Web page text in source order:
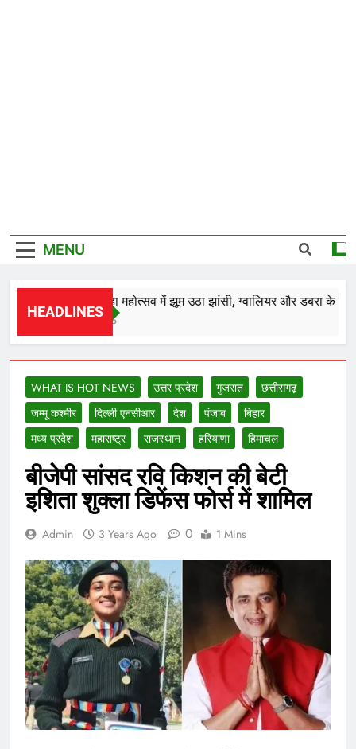
MENU
HEADLINES
*28वें चालीहा महोत्सव में झूम उठा झांसी, ग्वालियर और डबरा के
23 Hours Ago
WHAT IS HOT NEWS उत्तर प्रदेश गुजरात
छत्तीसगढ़
जम्मू कश्मीर
दिल्ली एनसीआर देश पंजाब
बिहार
मध्य प्रदेश
महाराष्ट्र राजस्थान हरियाणा हिमाचल
बीजेपी सांसद रवि किशन की बेटी
इशिता शुक्ला डिफेंस फोर्स में शामिल
Admin 3 Years Ago 0 1 Mins